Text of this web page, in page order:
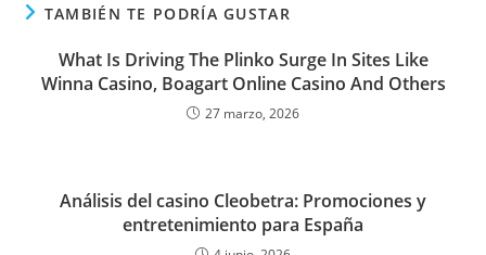
TAMBIÉN TE PODRÍA GUSTAR
What Is Driving The Plinko Surge In Sites Like
Winna Casino, Boagart Online Casino And Others
27 marzo, 2026
Análisis del casino Cleobetra: Promociones y
entretenimiento para España